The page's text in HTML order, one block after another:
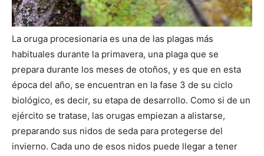
La oruga procesionaria es una de las plagas más
habituales durante la primavera, una plaga que se
prepara durante los meses de otoños, y es que en esta
época del año, se encuentran en la fase 3 de su ciclo
biológico, es decir, su etapa de desarrollo. Como si de un
ejército se tratase, las orugas empiezan a alistarse,
preparando sus nidos de seda para protegerse del
invierno. Cada uno de esos nidos puede llegar a tener